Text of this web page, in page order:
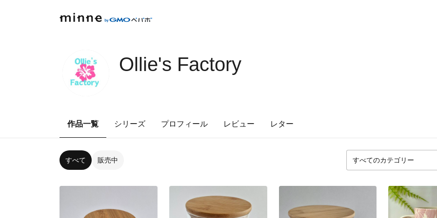
Ollie's Factory
作品一覧 シリーズ プロフィール レビュー レター
すべて 販売中